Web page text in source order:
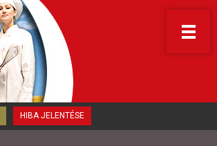
HIBA JELENTÉSE